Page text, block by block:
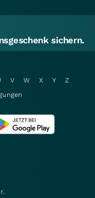
sichern.
V W X Y
Z